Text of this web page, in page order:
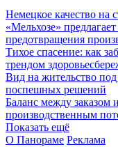
Немецкое качество на
«Мельхозе»
предотвращения
Тихое спасение: как
трендом
Вид на жительство
поспешных решений
Баланс между заказом
производственным
Показать ещё
О Панораме Реклама